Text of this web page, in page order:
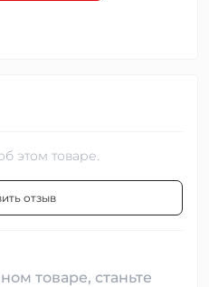
этом товаре.
отзыв
товаре, станьте